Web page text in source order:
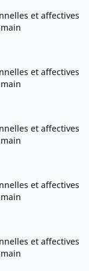
et affectives
et affectives
et affectives
et affectives
et affectives